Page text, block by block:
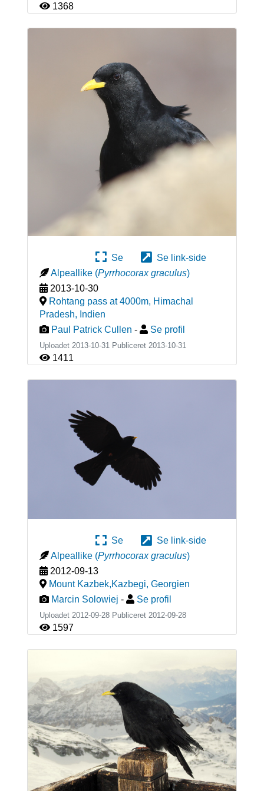
1368
Se
Se link-side
Alpeallike (Pyrrhocorax graculus)
2013-10-30
Rohtang pass at 4000m, Himachal
Pradesh, Indien
Paul Patrick Cullen - Se profil
Uploadet 2013-10-31 Publiceret 2013-10-31
1411
Se
Se link-side
Alpeallike (Pyrrhocorax graculus)
2012-09-13
Mount Kazbek,Kazbegi, Georgien
Marcin Solowiej - Se profil
Uploadet 2012-09-28 Publiceret 2012-09-28
1597